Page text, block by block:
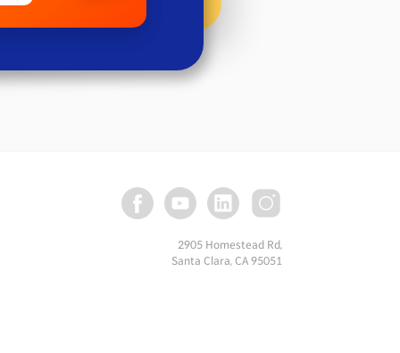
2905 Homestead Rd,
Santa Clara, CA 95051